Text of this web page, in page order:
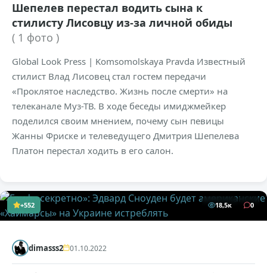
Шепелев перестал водить сына к
стилисту Лисовцу из-за личной обиды
( 1 фото )
Global Look Press | Komsomolskaya Pravda Известный
стилист Влад Лисовец стал гостем передачи
«Проклятое наследство. Жизнь после смерти» на
телеканале Муз-ТВ. В ходе беседы имиджмейкер
поделился своим мнением, почему сын певицы
Жанны Фриске и телеведущего Дмитрия Шепелева
Платон перестал ходить в его салон.
+552 18,5к 0
dimasss2 01.10.2022